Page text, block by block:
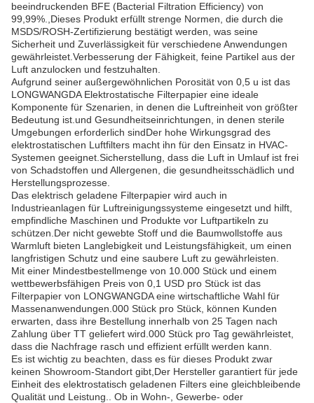
beeindruckenden BFE (Bacterial Filtration Efficiency) von
99,99%.,Dieses Produkt erfüllt strenge Normen, die durch die
MSDS/ROSH-Zertifizierung bestätigt werden, was seine
Sicherheit und Zuverlässigkeit für verschiedene Anwendungen
gewährleistet.Verbesserung der Fähigkeit, feine Partikel aus der
Luft anzulocken und festzuhalten.
Aufgrund seiner außergewöhnlichen Porosität von 0,5 u ist das
LONGWANGDA Elektrostatische Filterpapier eine ideale
Komponente für Szenarien, in denen die Luftreinheit von größter
Bedeutung ist.und Gesundheitseinrichtungen, in denen sterile
Umgebungen erforderlich sindDer hohe Wirkungsgrad des
elektrostatischen Luftfilters macht ihn für den Einsatz in HVAC-
Systemen geeignet.Sicherstellung, dass die Luft in Umlauf ist frei
von Schadstoffen und Allergenen, die gesundheitsschädlich und
Herstellungsprozesse.
Das elektrisch geladene Filterpapier wird auch in
Industrieanlagen für Luftreinigungssysteme eingesetzt und hilft,
empfindliche Maschinen und Produkte vor Luftpartikeln zu
schützen.Der nicht gewebte Stoff und die Baumwollstoffe aus
Warmluft bieten Langlebigkeit und Leistungsfähigkeit, um einen
langfristigen Schutz und eine saubere Luft zu gewährleisten.
Mit einer Mindestbestellmenge von 10.000 Stück und einem
wettbewerbsfähigen Preis von 0,1 USD pro Stück ist das
Filterpapier von LONGWANGDA eine wirtschaftliche Wahl für
Massenanwendungen.000 Stück pro Stück, können Kunden
erwarten, dass ihre Bestellung innerhalb von 25 Tagen nach
Zahlung über TT geliefert wird.000 Stück pro Tag gewährleistet,
dass die Nachfrage rasch und effizient erfüllt werden kann.
Es ist wichtig zu beachten, dass es für dieses Produkt zwar
keinen Showroom-Standort gibt,Der Hersteller garantiert für jede
Einheit des elektrostatisch geladenen Filters eine gleichbleibende
Qualität und Leistung.. Ob in Wohn-, Gewerbe- oder